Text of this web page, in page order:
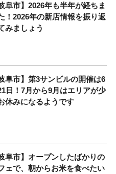
阜市】2026年も半年が経ちま
！2026年の新店情報を振り返
みましょう
岐阜市】第3サンビルの開催は6
日！7月から9月はエリアが少
休みになるようです
岐阜市】オープンしたばかりの
ェで、朝からお米を食べたい